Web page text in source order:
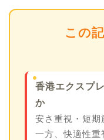
この
香港エクスプ
か
安さ重視・短期
一方、快適性重